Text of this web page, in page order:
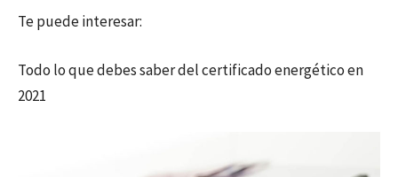
Te puede interesar:
Todo lo que debes saber del certificado energético en
2021